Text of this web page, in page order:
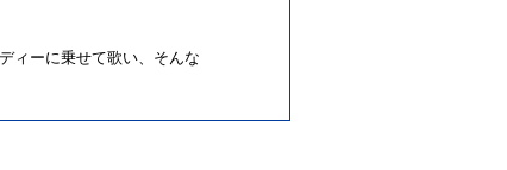
ィーに乗せて歌い、そんな